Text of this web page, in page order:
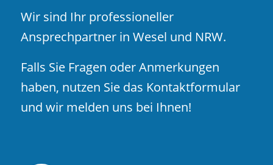
Wir sind Ihr professioneller
Ansprechpartner in Wesel und NRW.
Falls Sie Fragen oder Anmerkungen
haben, nutzen Sie das Kontaktformular
und wir melden uns bei Ihnen!